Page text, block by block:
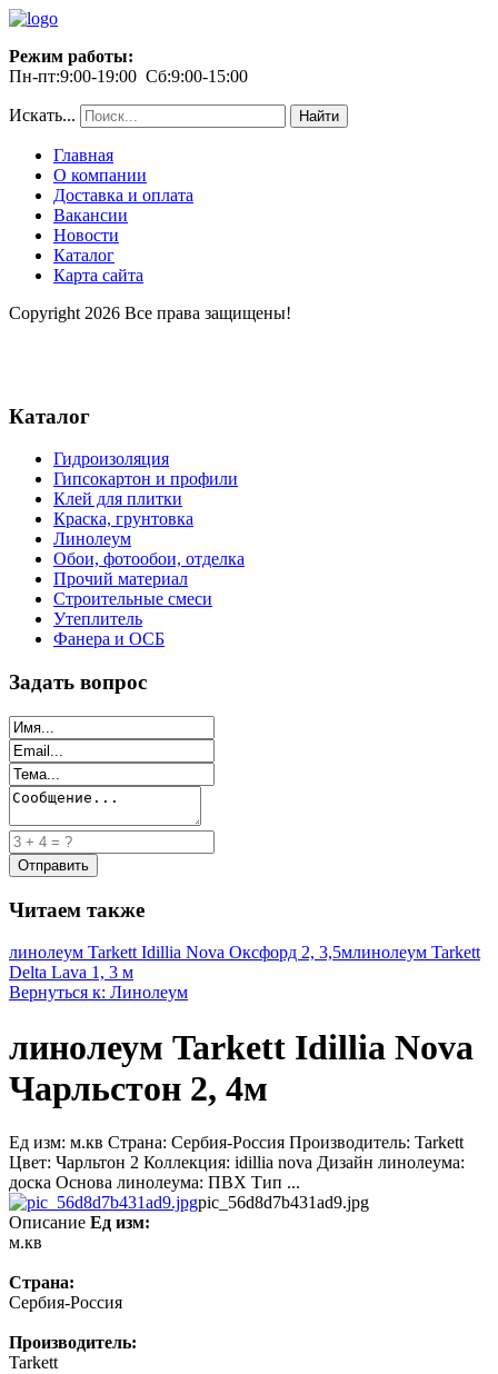
Режим работы:
Пн-пт:9:00-19:00 Сб:9:00-15:00
Искать... Найти
Главная
О компании
Доставка и оплата
Вакансии
Новости
Каталог
Карта сайта
Copyright 2026 Все права защищены!
Каталог
Гидроизоляция
Гипсокартон и профили
Клей для плитки
Краска, грунтовка
Линолеум
Обои, фотообои, отделка
Прочий материал
Строительные смеси
Утеплитель
Фанера и ОСБ
Задать вопрос
Читаем также
линолеум Tarkett Idillia Nova Оксфорд 2, 3,5млинолеум Tarkett
Delta Lava 1, 3 м
Вернуться к: Линолеум
линолеум Tarkett Idillia Nova
Чарльcтон 2, 4м
Ед изм: м.кв Страна: Сербия-Россия Производитель: Tarkett
Цвет: Чарльтон 2 Коллекция: idillia nova Дизайн линолеума:
доска Основа линолеума: ПВХ Тип ...
pic_56d8d7b431ad9.jpg
Описание Ед изм:
м.кв
Страна:
Сербия-Россия
Производитель:
Tarkett